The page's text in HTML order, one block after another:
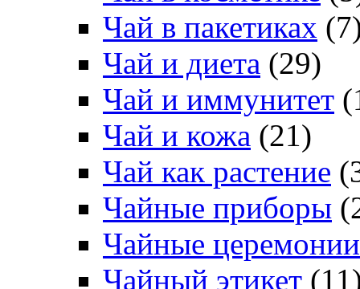
Чай в пакетиках
Чай и диета (29)
Чай и иммунитет
Чай и кожа (21)
Чай как растение
Чайные приборы
Чайные церемонии
Чайный этикет